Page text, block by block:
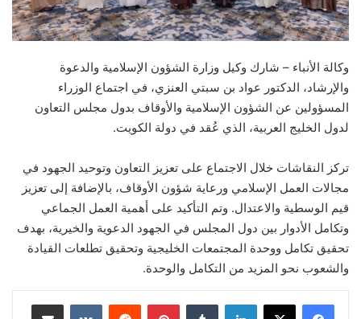
وكالة الأنباء – شارك وكيل وزارة الشؤون الإسلامية والدعوة
والإرشاد، الدكتور عواد بن سبتي العنزي، في اجتماع الوزراء
المسؤولين عن الشؤون الإسلامية والأوقاف بدول مجلس التعاون
لدول الخليج العربية، الذي عُقد في دولة الكويت.
تركز النقاشات خلال الاجتماع على تعزيز التعاون وتوحيد الجهود في
مجالات العمل الإسلامي ورعاية شؤون الأوقاف، بالإضافة إلى تعزيز
قيم الوسطية والاعتدال. وتم التأكيد على أهمية العمل الجماعي
وتكامل الأدوار بين دول المجلس في الجهود الدعوية والخيرية، بهدف
تحقيق تكامل ووحدة المجتمعات الخليجية وتحقيق تطلعات القيادة
والشعوب نحو المزيد من التكامل والوحدة.
لينكدإن بينتيريست